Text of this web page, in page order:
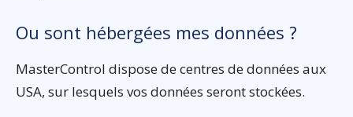
Ou sont hébergées mes données ?
MasterControl dispose de centres de données aux
USA, sur lesquels vos données seront stockées.